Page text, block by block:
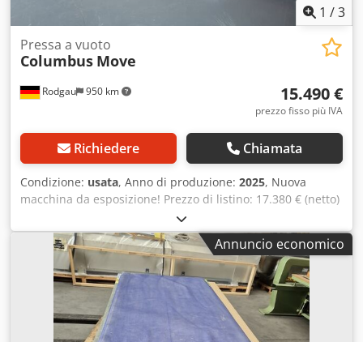
1 /3
Rodgau 950 km
Pressa a vuoto
Columbus Move
15.490 €
prezzo fisso più IVA
Richiedere Chiamata
Condizione: usata, Anno di produzione: 2025, Nuova
macchina da esposizione! Prezzo di listino: 17.380 € (netto)
MOVE: la pressa a vuoto ad alta precisione, dotata di
un'enorme superficie utile, ideale per l'incollaggio e la
laminazione a vuoto di pezzi curvi. Grazie alla sua elevata
flessibilità, dovuta all'eccezionale mobilità e al
rivoluzionario meccanismo di piegatura, consente di
ridurre la superficie di base del 45% quando è ripiegata.
Pressa a vuoto ad alta precisione con apertura a battente,
comprensiva di: * rivoluzionario meccanismo di piegatura
Annuncio economico